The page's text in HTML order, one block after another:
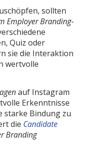
sollten
Employer Branding-
Quiz oder
sie die Interaktion
wertvolle
auf Instagram
Erkenntnisse
starke Bindung zu
die Candidate
Branding